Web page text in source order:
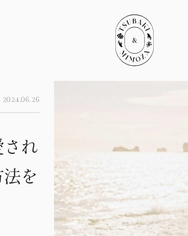
2024.06.26
され
を